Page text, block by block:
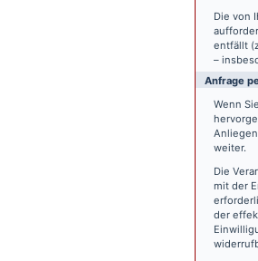
Die von
entfällt
–
Anfrage
Wenn
weiter.
Die
mit der
der